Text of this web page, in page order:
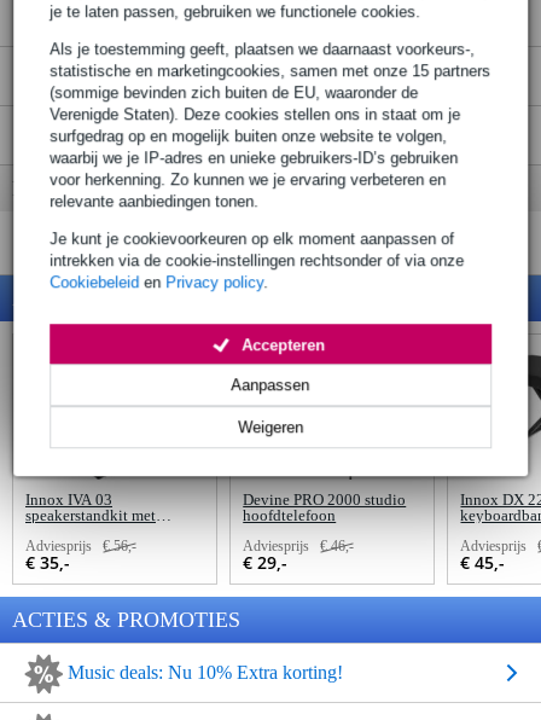
je te laten passen, gebruiken we functionele cookies.
Als je toestemming geeft, plaatsen we daarnaast voorkeurs-,
statistische en marketingcookies, samen met onze 15 partners
(sommige bevinden zich buiten de EU, waaronder de
Verenigde Staten). Deze cookies stellen ons in staat om je
surfgedrag op en mogelijk buiten onze website te volgen,
waarbij we je IP-adres en unieke gebruikers-ID’s gebruiken
voor herkenning. Zo kunnen we je ervaring verbeteren en
relevante aanbiedingen tonen.
Je kunt je cookievoorkeuren op elk moment aanpassen of
intrekken via de cookie-instellingen rechtsonder of via onze
Cookiebeleid en Privacy policy.
Weigeren
Aanpassen
Accepteren
Truss & Statief
Flightcases & Bags
Multimedia & Elektronica
RECENT BEKEKEN ARTIKELEN
AANBEVOLEN VOOR JOU
Innox IVA 03
speakerstandkit met
Adviesprijs € 56,-
€ 35,-
Devine PRO 2000 studio
hoofdtelefoon
Adviesprijs € 46,-
€ 29,-
Innox DX
Adviesprijs
€ 45,-
ACTIES & PROMOTIES
Music deals: Nu 10% Extra korting!